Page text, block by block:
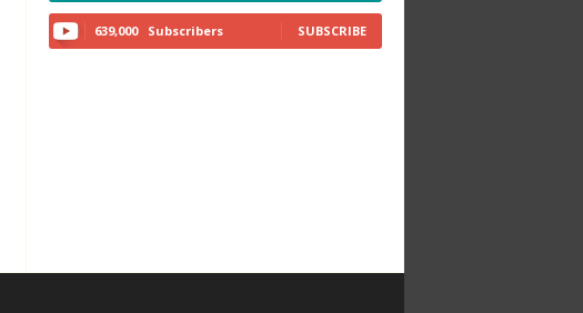
639,000 Subscribers SUBSCRIBE